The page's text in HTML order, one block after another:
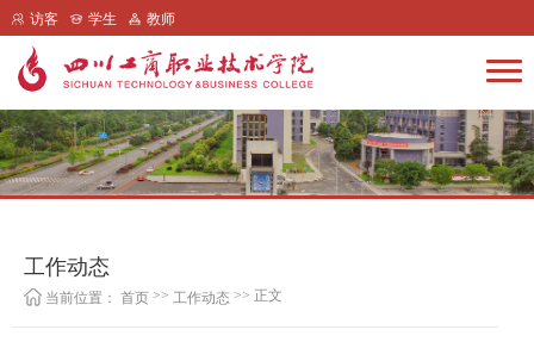
访客 学生 教师
工作动态
当前位置： 首页 >> 工作动态 >> 正文